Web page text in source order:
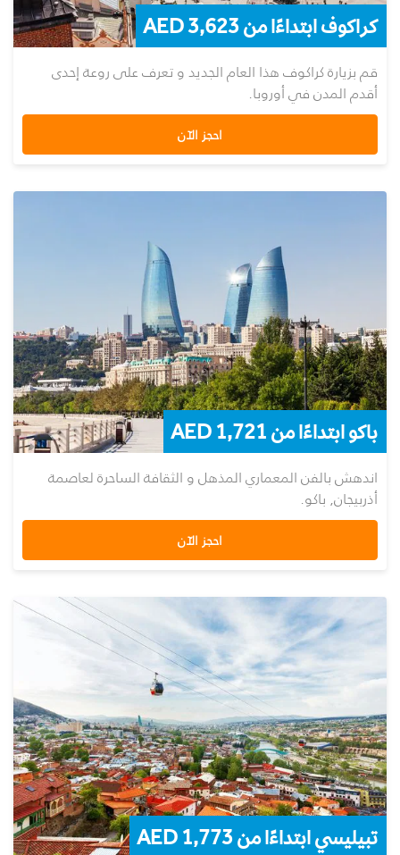
كراكوف ابتداءًا من 3,623 AED
قم بزيارة كراكوف هذا العام الجديد و تعرف على روعة إحدى
أقدم المدن في أوروبا.
احجز الآن
باكو ابتداءًا من 1,721 AED
اندهش بالفن المعماري المذهل و الثقافة الساحرة لعاصمة
أذربيجان, باكو.
احجز الآن
تبيليسي ابتداءًا من 1,773 AED